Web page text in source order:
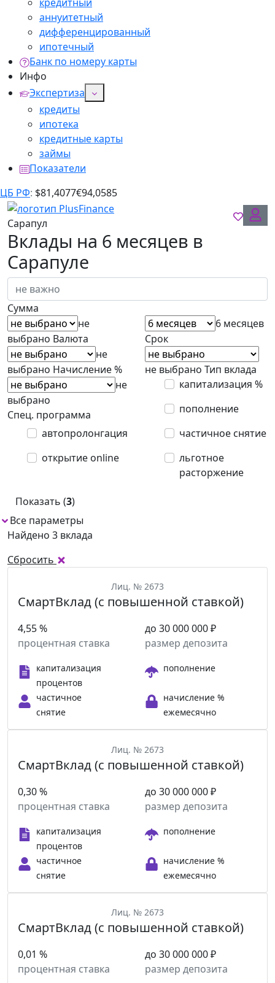
аннуитетный
дифференцированный
ипотечный
Банк по номеру карты
Инфо
Экспертиза
кредиты
ипотека
кредитные карты
займы
Показатели
ЦБ РФ: $81,4077€94,0585
Сарапул
Вклады на 6 месяцев в
Сарапуле
Сумма
не
выбрано Валюта
6 месяцев
Срок
не
выбрано Начисление % не выбрано Тип вклада
не
выбрано
Спец. программа
капитализация %
пополнение
автопролонгация
открытие online
частичное снятие
льготное
расторжение
Показать (3)
Все параметры
Найдено 3 вклада
Сбросить
Лиц. № 2673
СмартВклад (с повышенной ставкой)
4,55 %
процентная ставка
до 30 000 000 ₽
размер депозита
капитализация
процентов
пополнение
частичное
снятие
начисление %
ежемесячно
Лиц. № 2673
СмартВклад (с повышенной ставкой)
0,30 %
процентная ставка
до 30 000 000 ₽
размер депозита
капитализация
процентов
пополнение
частичное
снятие
начисление %
ежемесячно
Лиц. № 2673
СмартВклад (с повышенной ставкой)
0,01 %
процентная ставка
до 30 000 000 ₽
размер депозита